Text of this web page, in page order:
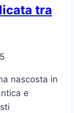
tra
nascosta in
e